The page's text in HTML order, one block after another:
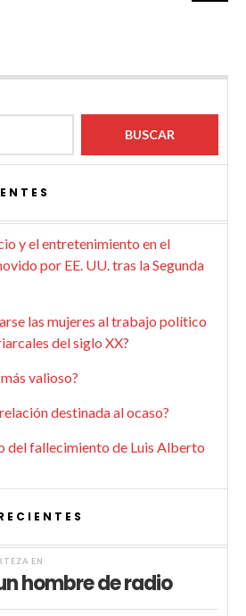
y el entretenimiento en el
por EE. UU. tras la Segunda
las mujeres al trabajo político
del siglo XX?
valioso?
destinada al ocaso?
del fallecimiento de Luis Alberto
EN
hombre de radio